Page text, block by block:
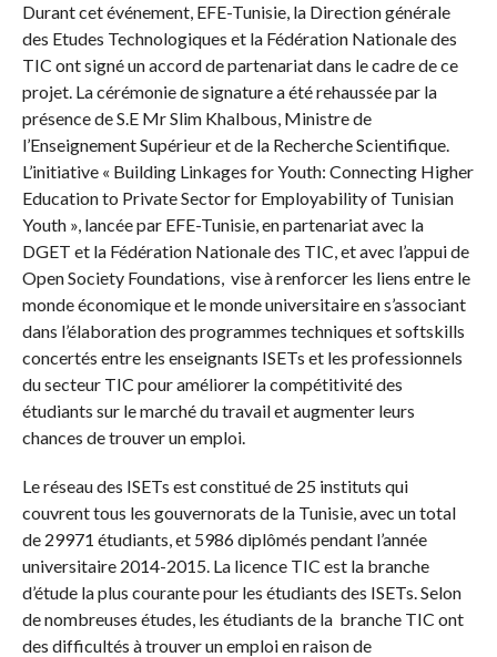
Durant cet événement, EFE-Tunisie, la Direction générale
des Etudes Technologiques et la Fédération Nationale des
TIC ont signé un accord de partenariat dans le cadre de ce
projet. La cérémonie de signature a été rehaussée par la
présence de S.E Mr Slim Khalbous, Ministre de
l’Enseignement Supérieur et de la Recherche Scientifique.
L’initiative « Building Linkages for Youth: Connecting Higher
Education to Private Sector for Employability of Tunisian
Youth », lancée par EFE-Tunisie, en partenariat avec la
DGET et la Fédération Nationale des TIC, et avec l’appui de
Open Society Foundations, vise à renforcer les liens entre le
monde économique et le monde universitaire en s’associant
dans l’élaboration des programmes techniques et softskills
concertés entre les enseignants ISETs et les professionnels
du secteur TIC pour améliorer la compétitivité des
étudiants sur le marché du travail et augmenter leurs
chances de trouver un emploi.
Le réseau des ISETs est constitué de 25 instituts qui
couvrent tous les gouvernorats de la Tunisie, avec un total
de 29971 étudiants, et 5986 diplômés pendant l’année
universitaire 2014-2015. La licence TIC est la branche
d’étude la plus courante pour les étudiants des ISETs. Selon
de nombreuses études, les étudiants de la branche TIC ont
des difficultés à trouver un emploi en raison de